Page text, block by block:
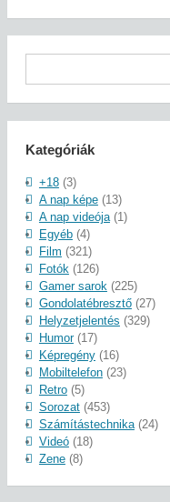
Kategóriák
+18(3)
A nap képe(13)
A nap videója(1)
Egyéb(4)
Film (321)
Fotók(126)
Gamer sarok(225)
Gondolatébresztő(27)
Helyzetjelentés (329)
Humor(17)
Képregény(16)
Mobiltelefon(23)
Retro(5)
Sorozat(453)
Számítástechnika(24)
Videó(18)
Zene(8)